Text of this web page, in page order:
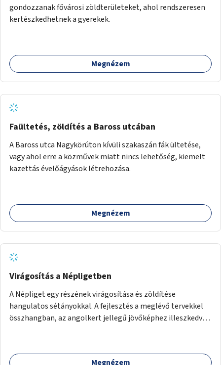
gondozzanak fővárosi zöldterületeket, ahol rendszeresen
kertészkedhetnek a gyerekek.
Megnézem
Faültetés, zöldítés a Baross utcában
A Baross utca Nagykörúton kívüli szakaszán fák ültetése,
vagy ahol erre a közművek miatt nincs lehetőség, kiemelt
kazettás évelőágyások létrehozása.
Megnézem
Virágosítás a Népligetben
A Népliget egy részének virágosítása és zöldítése
hangulatos sétányokkal. A fejlesztés a meglévő tervekkel
összhangban, az angolkert jellegű jövőképhez illeszkedve
Megnézem